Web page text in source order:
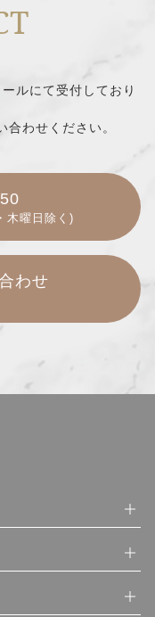
ルにて受付しており
わせください。
曜日除く)
わせ